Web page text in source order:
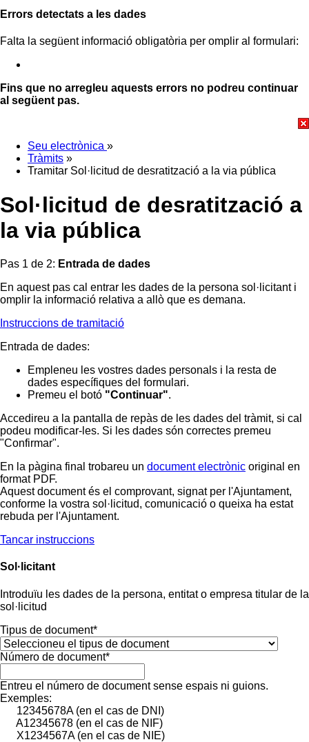
Errors detectats a les dades
Falta la següent informació obligatòria per omplir al formulari:
Fins que no arregleu aquests errors no podreu continuar
al següent pas.
Seu electrònica »
Tràmits »
Tramitar Sol·licitud de desratització a la via pública
Sol·licitud de desratització a
la via pública
Pas 1 de 2: Entrada de dades
En aquest pas cal entrar les dades de la persona sol·licitant i
omplir la informació relativa a allò que es demana.
Instruccions de tramitació
Entrada de dades:
Empleneu les vostres dades personals i la resta de
dades específiques del formulari.
Premeu el botó "Continuar".
Accedireu a la pantalla de repàs de les dades del tràmit, si cal
podeu modificar-les. Si les dades són correctes premeu
"Confirmar".
En la pàgina final trobareu un document electrònic original en
format PDF.
Aquest document és el comprovant, signat per l'Ajuntament,
conforme la vostra sol·licitud, comunicació o queixa ha estat
rebuda per l'Ajuntament.
Tancar instruccions
Sol·licitant
Introduïu les dades de la persona, entitat o empresa titular de la
sol·licitud
Tipus de document*
Número de document*
Entreu el número de document sense espais ni guions.
Exemples:
12345678A (en el cas de DNI)
A12345678 (en el cas de NIF)
X1234567A (en el cas de NIE)